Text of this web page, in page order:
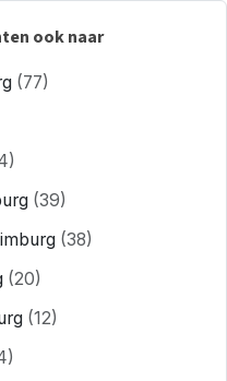
ook naar
(77)
(39)
(38)
(20)
(12)